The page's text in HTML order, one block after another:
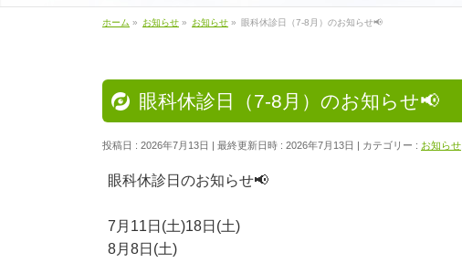
ホーム » お知らせ » お知らせ » 眼科休診日（7-8月）のお知らせ📢
眼科休診日（7-8月）のお知らせ📢
投稿日 : 2026年7月13日 最終更新日時 : 2026年7月13日 カテゴリー : お知らせ
眼科休診日のお知らせ📢
7月11日(土)18日(土)
8月8日(土)